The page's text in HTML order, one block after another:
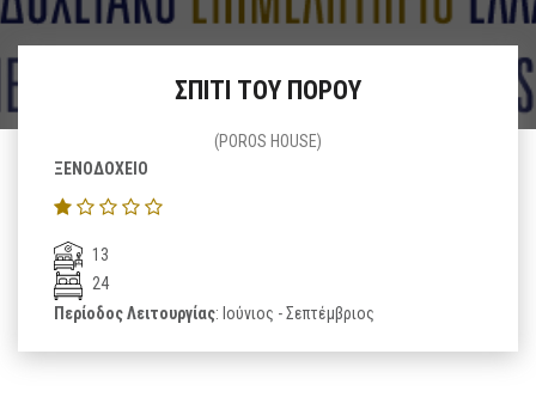
ΣΠΙΤΙ ΤΟΥ ΠΟΡΟΥ
(POROS HOUSE)
ΞΕΝΟΔΟΧΕΙΟ
13
24
Περίοδος Λειτουργίας: Ιούνιος - Σεπτέμβριος